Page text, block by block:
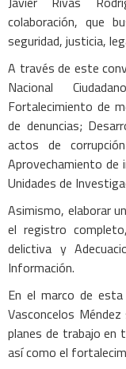
colaboración, que
seguridad, justicia,
A través de este
Nacional
Fortalecimiento de
de denuncias;
actos de
Aprovechamiento de
Unidades de
Asimismo, elaborar
el registro
delictiva y
Información.
En el marco de esta
Vasconcelos
planes de trabajo en
así como el